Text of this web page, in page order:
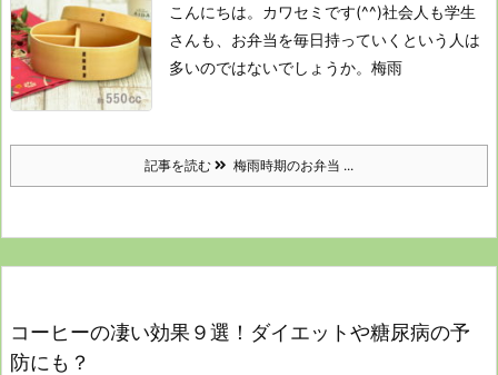
こんにちは。カワセミです(^^)社会人も学生
さんも、 お弁当を毎日持っていくという人は
多いのではないでしょうか。 梅雨
記事を読む 梅雨時期のお弁当 ...
コーヒーの凄い効果９選！ダイエットや糖尿病の予
防にも？